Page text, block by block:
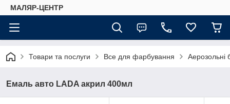
МАЛЯР-ЦЕНТР
Товари та послуги Все для фарбування Аерозольні
Емаль авто LADA акрил 400мл